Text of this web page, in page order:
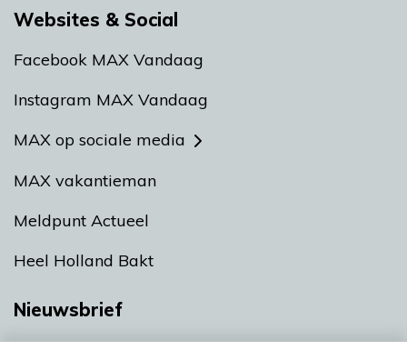
Websites & Social
Facebook MAX Vandaag
Instagram MAX Vandaag
MAX op sociale media
MAX vakantieman
Meldpunt Actueel
Heel Holland Bakt
Nieuwsbrief